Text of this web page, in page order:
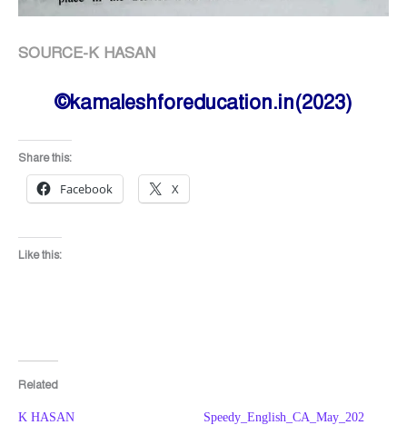
SOURCE-K HASAN
©kamaleshforeducation.in(2023)
Share this:
Facebook X
Like this:
Related
K HASAN
Speedy_English_CA_May_202